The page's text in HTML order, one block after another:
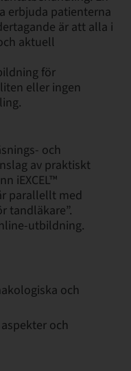
erbjuda patienterna
är att alla i
aktuell
för
eller ingen
och
av praktiskt
iEXCEL™
parallellt med
tandläkare”.
utbildning.
och
och